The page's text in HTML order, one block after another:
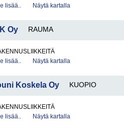
lisää..
Näytä kartalla
Oy RAUMA
lisää..
Näytä kartalla
Koskela Oy KUOPIO
lisää..
Näytä kartalla